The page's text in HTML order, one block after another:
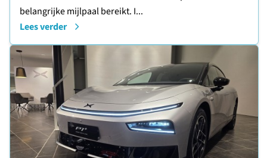
belangrijke mijlpaal bereikt. I...
Lees verder